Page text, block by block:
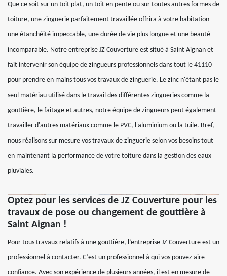
Que ce soit sur un toit plat, un toit en pente ou sur toutes autres formes de
toiture, une zinguerie parfaitement travaillée offrira à votre habitation
une étanchéité impeccable, une durée de vie plus longue et une beauté
incomparable. Notre entreprise JZ Couverture est situé à Saint Aignan et
fait intervenir son équipe de zingueurs professionnels dans tout le 41110
pour prendre en mains tous vos travaux de zinguerie. Le zinc n'étant pas le
seul matériau utilisé dans le travail des différentes zingueries comme la
gouttière, le faîtage et autres, notre équipe de zingueurs peut également
travailler d'autres matériaux comme le PVC, l'aluminium ou la tuile. Bref,
nous réalisons sur mesure vos travaux de zinguerie selon vos besoins tout
en maintenant la performance de votre toiture dans la gestion des eaux
pluviales.
Optez pour les services de JZ Couverture pour les
travaux de pose ou changement de gouttière à
Saint Aignan !
Pour tous travaux relatifs à une gouttière, l’entreprise JZ Couverture est un
professionnel à contacter. C’est un professionnel à qui vos pouvez aire
confiance. Avec son expérience de plusieurs années, il est en mesure de